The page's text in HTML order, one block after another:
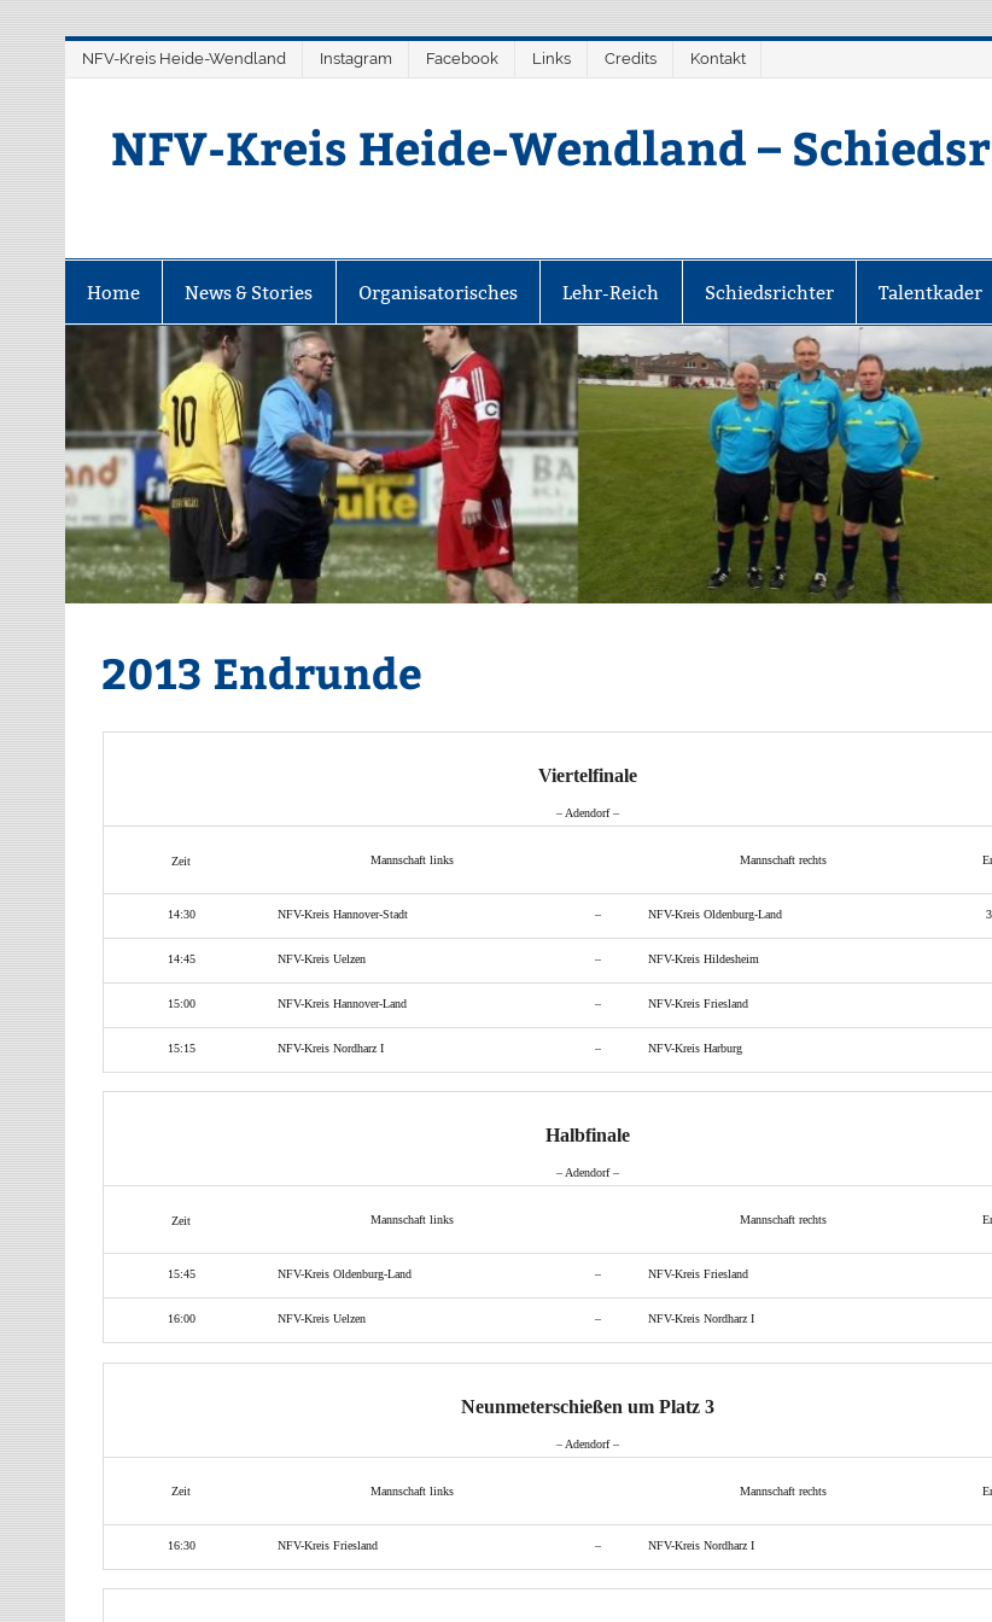
springen
NFV-Kreis Heide-Wendland Instagram Facebook Links Credits Kontakt
NFV-Kreis Heide-Wendland –
Home News & Stories Organisatorisches Lehr-Reich Schiedsrichter Talentkader
2013 Endrunde
Viertelfinale
– Adendorf –
Zeit Mannschaft links Mannschaft rechts
14:30 NFV-Kreis Hannover-Stadt – NFV-Kreis Oldenburg-Land
14:45 NFV-Kreis Uelzen – NFV-Kreis Hildesheim
15:00 NFV-Kreis Hannover-Land – NFV-Kreis Friesland
15:15 NFV-Kreis Nordharz I – NFV-Kreis Harburg
Halbfinale
– Adendorf –
Zeit Mannschaft links Mannschaft rechts
15:45 NFV-Kreis Oldenburg-Land – NFV-Kreis Friesland
16:00 NFV-Kreis Uelzen – NFV-Kreis Nordharz I
Neunmeterschießen um Platz 3
– Adendorf –
Zeit Mannschaft links Mannschaft rechts
16:30 NFV-Kreis Friesland – NFV-Kreis Nordharz I